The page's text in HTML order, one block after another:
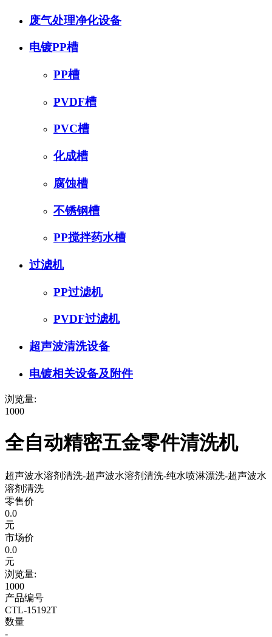
废气处理净化设备
电镀PP槽
PP槽
PVDF槽
PVC槽
化成槽
腐蚀槽
不锈钢槽
PP搅拌药水槽
过滤机
PP过滤机
PVDF过滤机
超声波清洗设备
电镀相关设备及附件
浏览量:
1000
全自动精密五金零件清洗机
超声波水溶剂清洗-超声波水溶剂清洗-纯水喷淋漂洗-超声波水
溶剂清洗
零售价
0.0
元
市场价
0.0
元
浏览量:
1000
产品编号
CTL-15192T
数量
-